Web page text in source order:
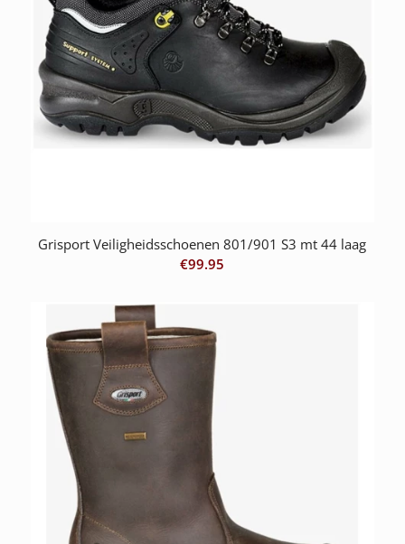
Grisport Veiligheidsschoenen 801/901 S3 mt 44 laag
€99.95